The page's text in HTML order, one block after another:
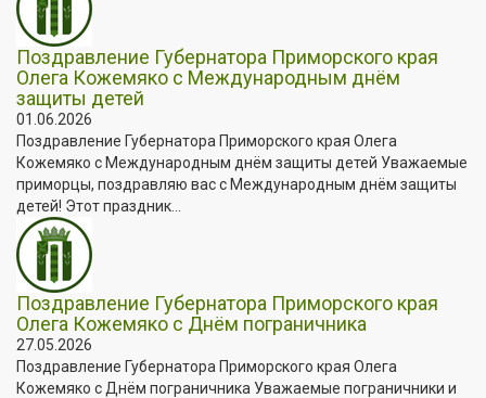
Поздравление Губернатора Приморского края
Олега Кожемяко с Международным днём
защиты детей
01.06.2026
Поздравление Губернатора Приморского края Олега
Кожемяко с Международным днём защиты детей Уважаемые
приморцы, поздравляю вас с Международным днём защиты
детей! Этот праздник...
Поздравление Губернатора Приморского края
Олега Кожемяко с Днём пограничника
27.05.2026
Поздравление Губернатора Приморского края Олега
Кожемяко с Днём пограничника Уважаемые пограничники и